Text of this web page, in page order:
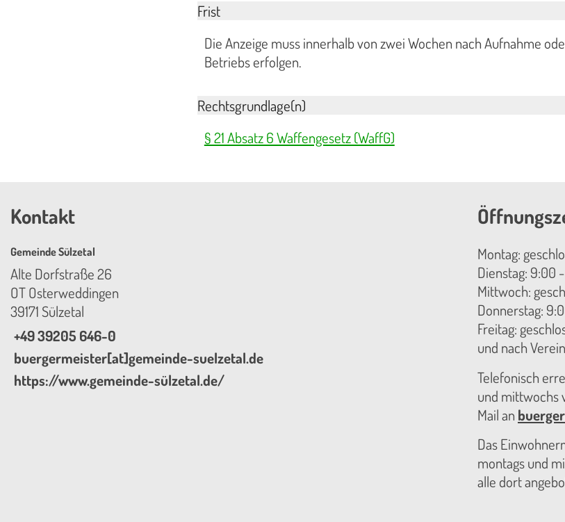
Frist
Die Anzeige muss innerhalb von zwei Wochen nach Aufnahme
Betriebs erfolgen.
Rechtsgrundlage(n)
§ 21 Absatz 6 Waffengesetz (WaffG)
Kontakt
Gemeinde Sülzetal
Alte Dorfstraße 26
OT Osterweddingen
39171 Sülzetal
+49 39205 646-0
buergermeister[at]gemeinde-suelzetal.de
https://www.gemeinde-sülzetal.de/
Montag:
Dienstag: 9:00
Mittwoch:
Donnerstag:
Freitag:
und nach
Telefonisch
und mittwochs
Mail an
Das
montags und
alle dort